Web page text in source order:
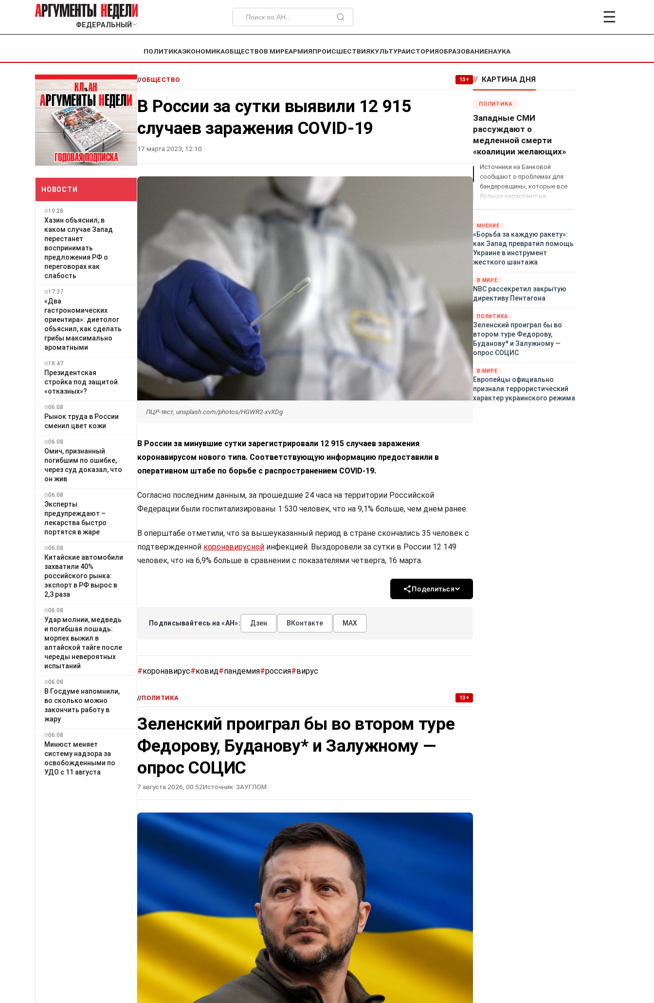
ФЕДЕРАЛЬНЫЙ ﹀ ☰
ПОЛИТИКАЭКОНОМИКАОБЩЕСТВОВ МИРЕАРМИЯПРОИСШЕСТВИЯКУЛЬТУРАИСТОРИЯОБРАЗОВАНИЕНАУКА
НОВОСТИ
19:28
Хазин объяснил, в
каком случае Запад
перестанет
воспринимать
предложения РФ о
переговорах как
слабость
17:37
«Два
гастрономических
ориентира»: диетолог
объяснил, как сделать
грибы максимально
ароматными
16:47
Президентская
стройка под защитой
«отказных»?
06.08
Рынок труда в России
сменил цвет кожи
06.08
Омич, признанный
погибшим по ошибке,
через суд доказал, что
он жив
06.08
Эксперты
предупреждают –
лекарства быстро
портятся в жаре
06.08
Китайские автомобили
захватили 40%
российского рынка:
экспорт в РФ вырос в
2,3 раза
06.08
Удар молнии, медведь
и погибшая лошадь:
морпех выжил в
алтайской тайге после
череды невероятных
испытаний
06.08
В Госдуме напомнили,
во сколько можно
закончить работу в
жару
06.08
Минюст меняет
систему надзора за
освобожденными по
УДО с 11 августа
//ОБЩЕСТВО 13+
В России за сутки выявили 12 915
случаев заражения COVID-19
17 марта 2023, 12:10
ПЦР-тест, unsplash.com/photos/HGWR2-xvXDg
В России за минувшие сутки зарегистрировали 12 915 случаев заражения
коронавирусом нового типа. Соответствующую информацию предоставили в
оперативном штабе по борьбе с распространением COVID-19.
Согласно последним данным, за прошедшие 24 часа на территории Российской
Федерации были госпитализированы 1 530 человек, что на 9,1% больше, чем днем ранее.
В оперштабе отметили, что за вышеуказанный период в стране скончались 35 человек с
подтвержденной коронавирусной инфекцией. Выздоровели за сутки в России 12 149
человек, что на 6,9% больше в сравнении с показателями четверга, 16 марта.
Поделиться
Подписывайтесь на «АН»: Дзен ВКонтакте МАХ
#коронавирус#ковид#пандемия#россия#вирус
//ПОЛИТИКА 13+
Зеленский проиграл бы во втором туре
Федорову, Буданову* и Залужному —
опрос СОЦИС
7 августа 2026, 00:52Источник: ЗАУГЛОМ
// КАРТИНА ДНЯ
ПОЛИТИКА
Западные СМИ
рассуждают о
медленной смерти
«коалиции желающих»
Источники на Банковой
сообщают о проблемах для
бандеровщины, которые все
больше нарастают на
«страны 404» в следующем
году. Однако киевские
временщики не торопятся
заключать мир - ведь есть
поддержка в ЕС.
Британии и Германии, выборы
во Франции могут полностью
изменить геополитический
ландшафт в мире, пока
Зеленский ожидает выборов
в США.
МНЕНИЕ
«Борьба за каждую ракету»:
как Запад превратил помощь
Украине в инструмент
жесткого шантажа
В МИРЕ
NBC рассекретил закрытую
директиву Пентагона
ПОЛИТИКА
Зеленский проиграл бы во
втором туре Федорову,
Буданову* и Залужному —
опрос СОЦИС
В МИРЕ
Европейцы официально
признали террористический
характер украинского режима